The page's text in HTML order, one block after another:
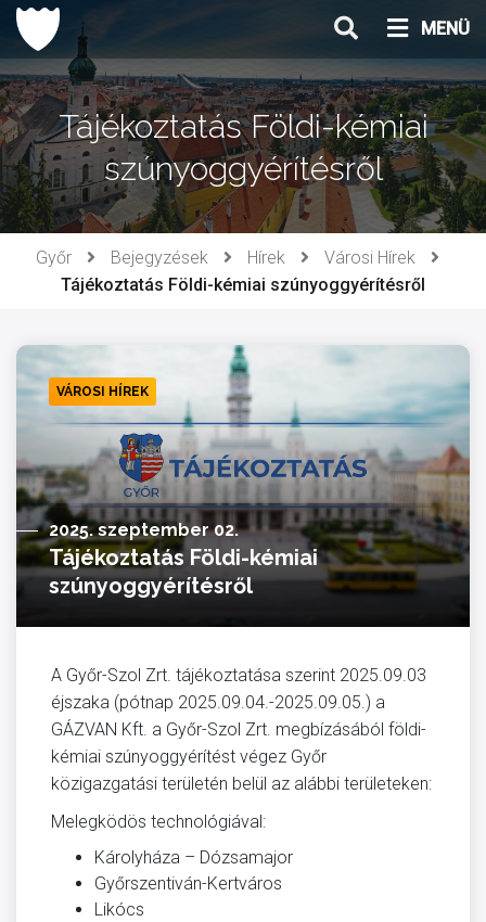
Ugrás
tartalomhoz
MENÜ
Tájékoztatás Földi-kémiai
szúnyoggyérítésről
Győr Bejegyzések Hírek
Városi Hírek
Tájékoztatás Földi-kémiai szúnyoggyérítésről
VÁROSI HÍREK
2025. szeptember 02.
Tájékoztatás Földi-kémiai
szúnyoggyérítésről
A Győr-Szol Zrt. tájékoztatása szerint 2025.09.03
éjszaka (pótnap 2025.09.04.-2025.09.05.) a
GÁZVAN Kft. a Győr-Szol Zrt. megbízásából földi-
kémiai szúnyoggyérítést végez Győr
közigazgatási területén belül az alábbi területeken:
Melegködös technológiával:
Károlyháza – Dózsamajor
Győrszentiván-Kertváros
Likócs